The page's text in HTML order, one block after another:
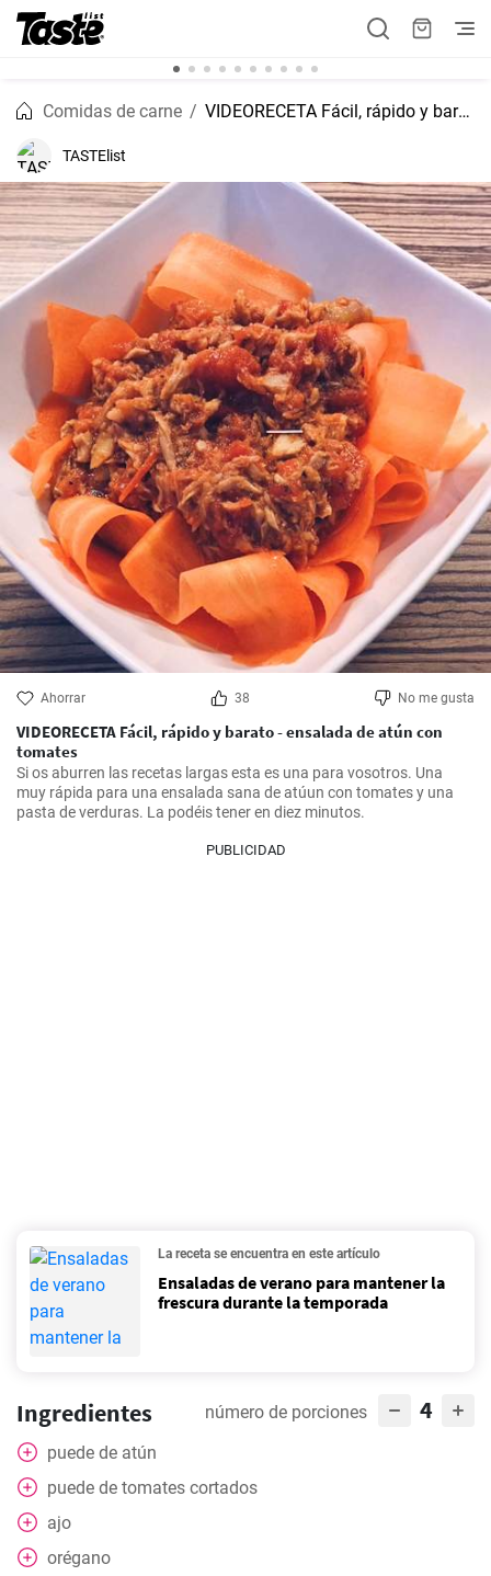
Comidas de carne VIDEORECETA Fácil, rápido y barato - ensalada de atún con tomates
TASTElist
Ahorrar 38 No me gusta
VIDEORECETA Fácil, rápido y barato - ensalada de atún con
tomates
Si os aburren las recetas largas esta es una para vosotros. Una
muy rápida para una ensalada sana de atúun con tomates y una
pasta de verduras. La podéis tener en diez minutos.
PUBLICIDAD
La receta se encuentra en este artículo
Ensaladas de verano para mantener la
frescura durante la temporada
Ingredientes número de porciones 4
puede de atún
puede de tomates cortados
ajo
orégano